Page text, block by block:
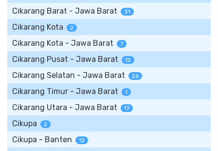
Cikarang Barat - Jawa Barat 31
Cikarang Kota 2
Cikarang Kota - Jawa Barat 7
Cikarang Pusat - Jawa Barat 12
Cikarang Selatan - Jawa Barat 26
Cikarang Timur - Jawa Barat 1
Cikarang Utara - Jawa Barat 17
Cikupa 2
Cikupa - Banten 12